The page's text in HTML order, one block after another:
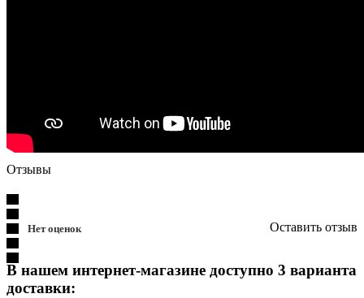
Отзывы
Нет оценок Оставить отзыв
В нашем интернет-магазине доступно 3 варианта
доставки: